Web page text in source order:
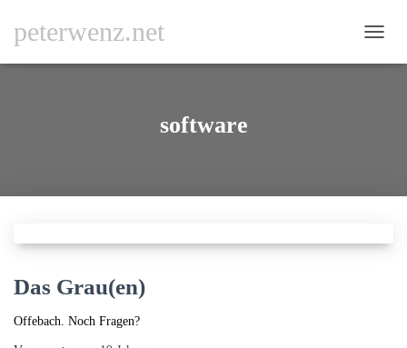
peterwenz.net
software
Das Grau(en)
Offebach. Noch Fragen?